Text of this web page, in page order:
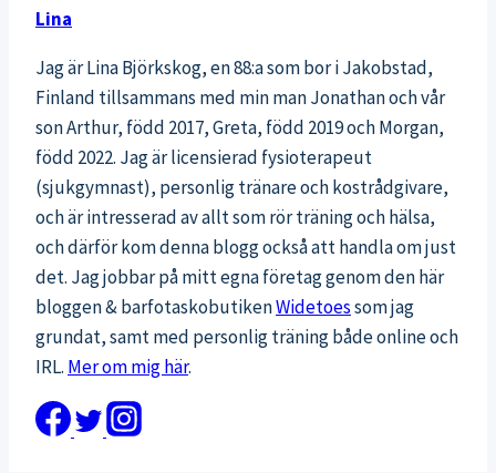
Lina
Jag är Lina Björkskog, en 88:a som bor i Jakobstad,
Finland tillsammans med min man Jonathan och vår
son Arthur, född 2017, Greta, född 2019 och Morgan,
född 2022. Jag är licensierad fysioterapeut
(sjukgymnast), personlig tränare och kostrådgivare,
och är intresserad av allt som rör träning och hälsa,
och därför kom denna blogg också att handla om just
det. Jag jobbar på mitt egna företag genom den här
bloggen & barfotaskobutikenWidetoessom jag
grundat, samt med personlig träning både online och
IRL. Mer om mig här.